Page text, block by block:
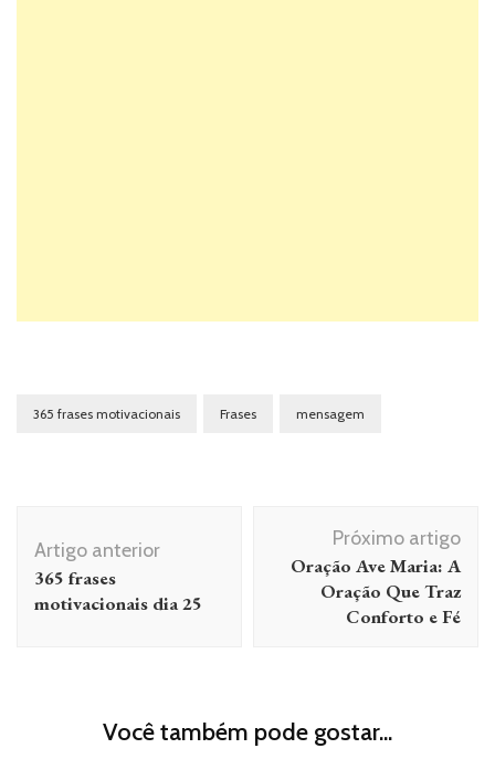
365 frases motivacionais Frases mensagem
de
post
Artigo anterior
365 frases
motivacionais dia 25
Próximo artigo
Oração Ave Maria: A
Oração Que Traz
Conforto e Fé
Você também pode gostar...